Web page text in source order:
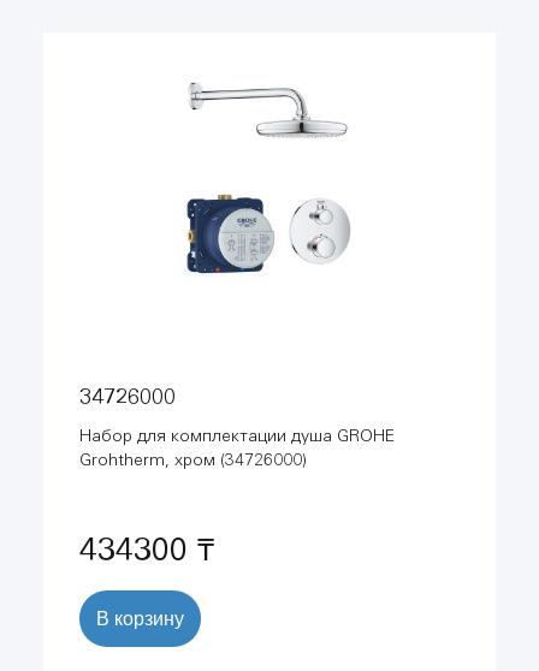
34726000
Набор для комплектации душа GROHE
Grohtherm, хром (34726000)
434300 ₸
В корзину